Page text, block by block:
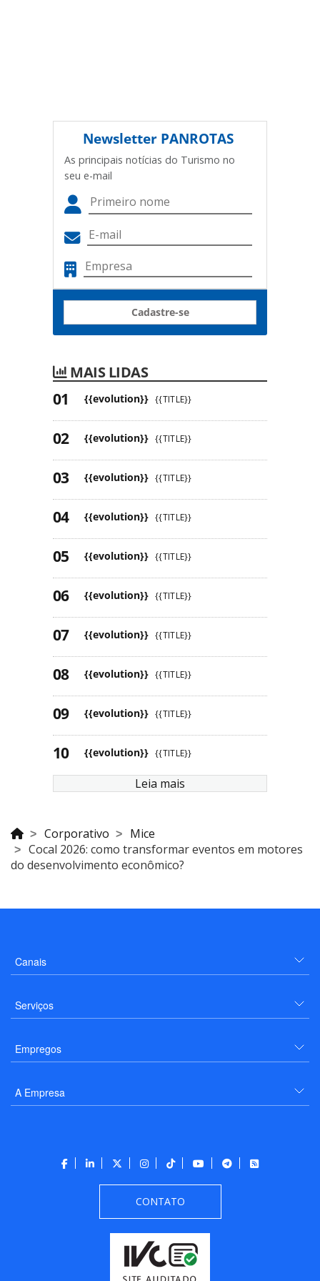
Newsletter PANROTAS
As principais notícias do Turismo no
seu e-mail
Cadastre-se
MAIS LIDAS
{{evolution}} {{TITLE}}
{{evolution}} {{TITLE}}
{{evolution}} {{TITLE}}
{{evolution}} {{TITLE}}
{{evolution}} {{TITLE}}
{{evolution}} {{TITLE}}
{{evolution}} {{TITLE}}
{{evolution}} {{TITLE}}
{{evolution}} {{TITLE}}
{{evolution}} {{TITLE}}
Leia mais
Corporativo
Mice
Cocal 2026: como transformar eventos em motores
do desenvolvimento econômico?
Canais
Serviços
Empregos
A Empresa
CONTATO